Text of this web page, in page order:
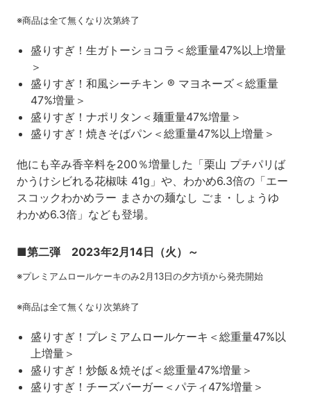
※商品は全て無くなり次第終了
盛りすぎ！生ガトーショコラ＜総重量47%以上増量
＞
盛りすぎ！和風シーチキン ® マヨネーズ＜総重量
47%増量＞
盛りすぎ！ナポリタン＜麺重量47%増量＞
盛りすぎ！焼きそばパン＜総重量47%以上増量＞
他にも辛み香辛料を200％増量した「栗山 プチパリば
かうけシビれる花椒味 41g」や、わかめ6.3倍の「エー
スコックわかめラー まさかの麺なし ごま・しょうゆ
わかめ6.3倍」なども登場。
■第二弾 2023年2月14日（火）～
※プレミアムロールケーキのみ2月13日の夕方頃から発売開始
※商品は全て無くなり次第終了
盛りすぎ！プレミアムロールケーキ＜総重量47%以
上増量＞
盛りすぎ！炒飯＆焼そば＜総重量47%増量＞
盛りすぎ！チーズバーガー＜パティ47%増量＞